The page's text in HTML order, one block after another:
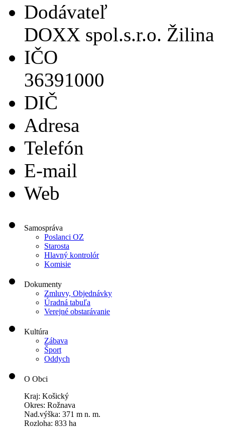
Dodávateľ
DOXX spol.s.r.o. Žilina
IČO
36391000
DIČ
Adresa
Telefón
E-mail
Web
Samospráva
Poslanci OZ
Starosta
Hlavný kontrolór
Komisie
Dokumenty
Zmluvy, Objednávky
Úradná tabuľa
Verejné obstarávanie
Kultúra
Zábava
Šport
Oddych
O Obci
Kraj: Košický
Okres: Rožnava
Nad.výška: 371 m n. m.
Rozloha: 833 ha